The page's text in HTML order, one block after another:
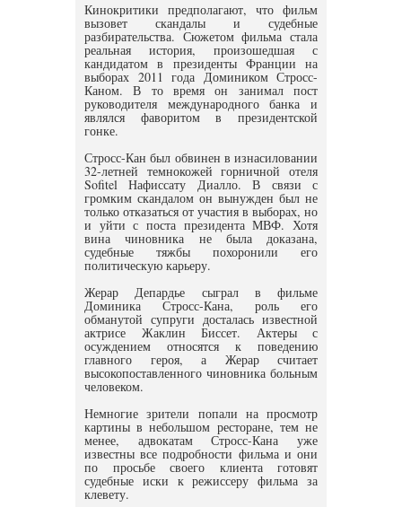
Кинокритики предполагают, что фильм
вызовет скандалы и судебные
разбирательства. Сюжетом фильма стала
реальная история, произошедшая с
кандидатом в президенты Франции на
выборах 2011 года Домиником Стросс-
Каном. В то время он занимал пост
руководителя международного банка и
являлся фаворитом в президентской
гонке.
Стросс-Кан был обвинен в изнасиловании
32-летней темнокожей горничной отеля
Sofitel Нафиссату Диалло. В связи с
громким скандалом он вынужден был не
только отказаться от участия в выборах, но
и уйти с поста президента МВФ. Хотя
вина чиновника не была доказана,
судебные тяжбы похоронили его
политическую карьеру.
Жерар Депардье сыграл в фильме
Доминика Стросс-Кана, роль его
обманутой супруги досталась известной
актрисе Жаклин Биссет. Актеры с
осуждением относятся к поведению
главного героя, а Жерар считает
высокопоставленного чиновника больным
человеком.
Немногие зрители попали на просмотр
картины в небольшом ресторане, тем не
менее, адвокатам Стросс-Кана уже
известны все подробности фильма и они
по просьбе своего клиента готовят
судебные иски к режиссеру фильма за
клевету.